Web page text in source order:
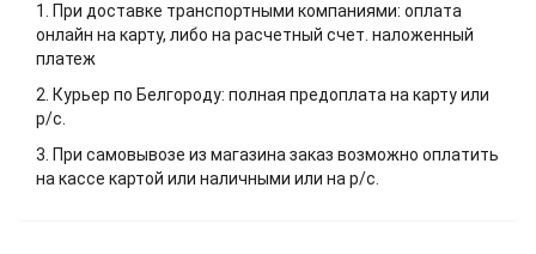
1. При доставке транспортными компаниями: оплата
онлайн на карту, либо на расчетный счет. наложенный
платеж
2. Курьер по Белгороду: полная предоплата на карту или
р/с.
3. При самовывозе из магазина заказ возможно оплатить
на кассе картой или наличными или на р/с.